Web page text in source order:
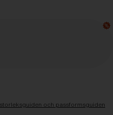
och passformsguiden